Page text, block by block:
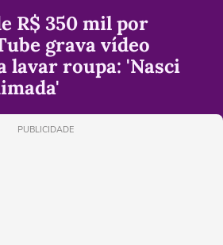
R$ 350 mil por
grava vídeo
lavar roupa: 'Nasci
PUBLICIDADE